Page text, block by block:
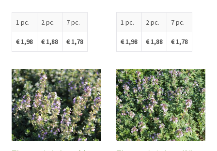
1 pc.
€ 1,98
2 pc.
€ 1,88
7 pc.
€ 1,78
1 pc.
€ 1,98
2 pc.
€ 1,88
7 pc.
€ 1,78